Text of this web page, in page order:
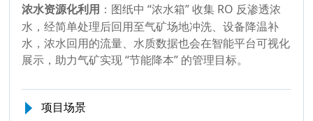
浓水资源化利用 ：图纸中 “浓水箱” 收集 RO 反渗透浓
水，经简单处理后回用至气矿场地冲洗、设备降温补
水，浓水回用的流量、水质数据也会在智能平台可视化
展示，助力气矿实现 “节能降本” 的管理目标。
项目场景